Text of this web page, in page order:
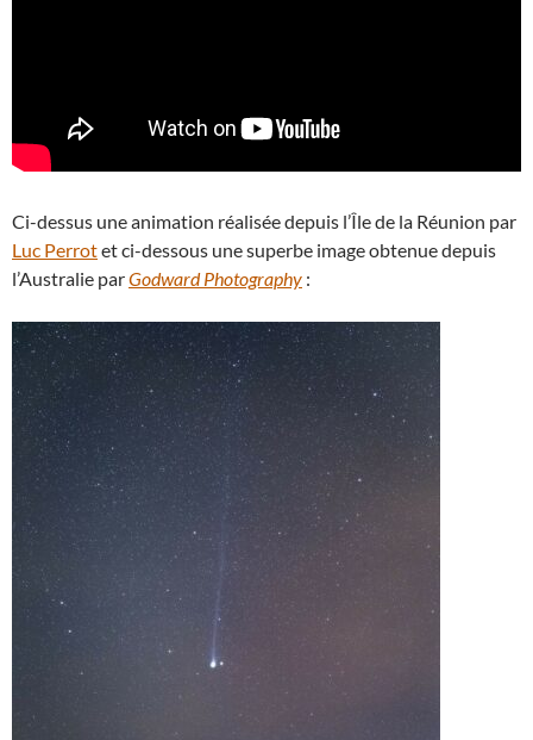
Ci-dessus une animation réalisée depuis l’Île de la Réunion par
Luc Perrotet ci-dessous une superbe image obtenue depuis
l’Australie parGodward Photography :